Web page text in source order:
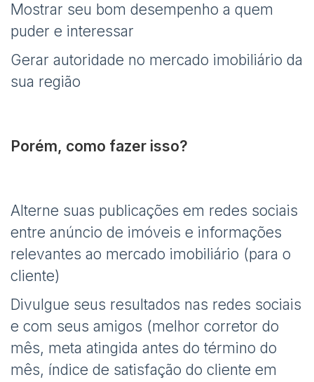
Mostrar seu bom desempenho a quem
puder e interessar
Gerar autoridade no mercado imobiliário da
sua região
Porém, como fazer isso?
Alterne suas publicações em redes sociais
entre anúncio de imóveis e informações
relevantes ao mercado imobiliário (para o
cliente)
Divulgue seus resultados nas redes sociais
e com seus amigos (melhor corretor do
mês, meta atingida antes do término do
mês, índice de satisfação do cliente em